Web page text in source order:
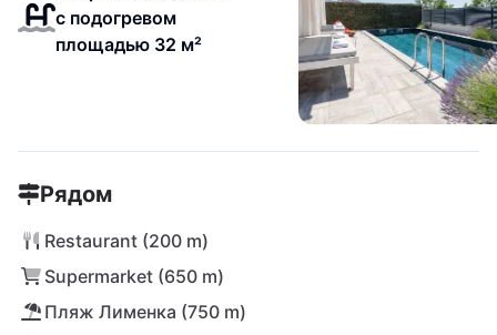
с подогревом
площадью 32 м²
Рядом
Restaurant (200 m)
Supermarket (650 m)
Пляж Лименка (750 m)